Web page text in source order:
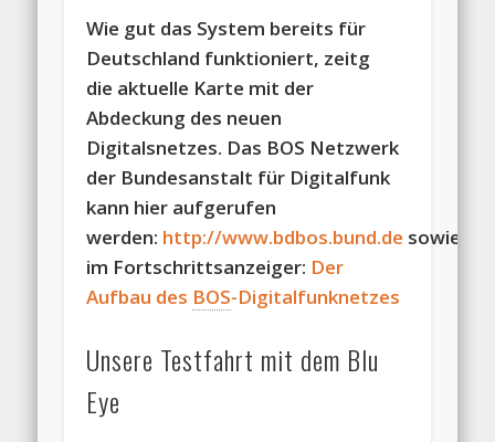
Wie gut das System bereits für
Deutschland funktioniert, zeitg
die aktuelle Karte mit der
Abdeckung des neuen
Digitalsnetzes. Das BOS Netzwerk
der Bundesanstalt für Digitalfunk
kann hier aufgerufen
werden: http://www.bdbos.bund.de sowie
im Fortschrittsanzeiger: Der
Aufbau des BOS-Digitalfunknetzes
Unsere Testfahrt mit dem Blu
Eye